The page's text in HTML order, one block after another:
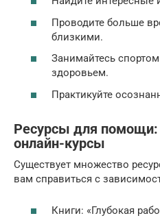
Проводите больше
близкими.
Занимайтесь
здоровьем.
Практикуйте
Ресурсы для помощи:
онлайн-курсы
Существует множество
вам справиться с
Книги: «Глубокая